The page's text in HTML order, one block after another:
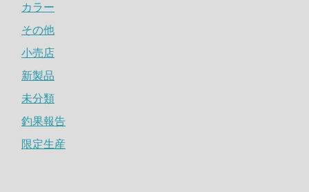
カラー
その他
小売店
新製品
未分類
釣果報告
限定生産